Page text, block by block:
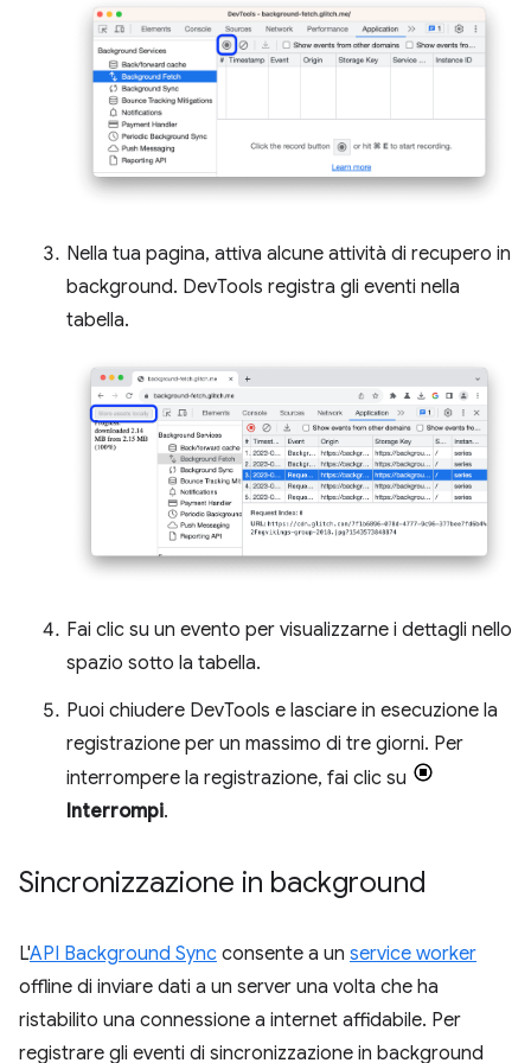
Nella tua pagina, attiva alcune attività di recupero in
background. DevTools registra gli eventi nella
tabella.
Fai clic su un evento per visualizzarne i dettagli nello
spazio sotto la tabella.
Puoi chiudere DevTools e lasciare in esecuzione la
registrazione per un massimo di tre giorni. Per
interrompere la registrazione, fai clic su
Interrompi.
Sincronizzazione in background
L'API Background Sync consente a un service worker
offline di inviare dati a un server una volta che ha
ristabilito una connessione a internet affidabile. Per
registrare gli eventi di sincronizzazione in background